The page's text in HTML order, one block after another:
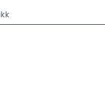
nye nettbutikk! Besøk Min